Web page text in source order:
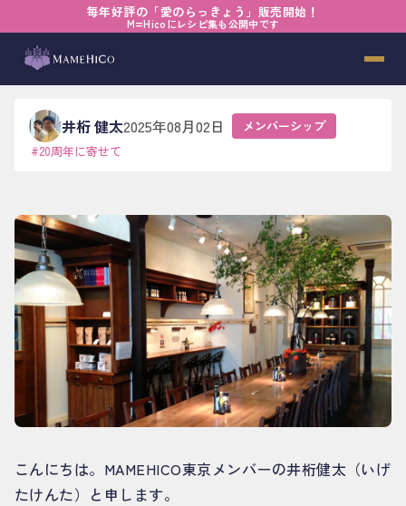
毎年好評の「愛のらっきょう」販売開始！
M=Hicoにレシピ集も公開中です
› メンバーシップ› 【20th】自由に行動しよう！
【20th】自由に行動しよう！
井桁 健太2025年08月02日
メンバーシップ
#20周年に寄せて
こんにちは。MAMEHICO東京メンバーの井桁健太（いげ
たけんた）と申します。